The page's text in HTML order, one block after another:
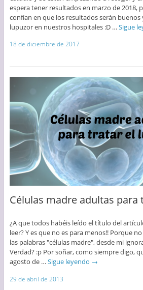
espera tener resultados en marzo de 2018,
confían en que los resultados serán
lupuzor en nuestros hospitales :D … Sigue
18 de diciembre de 2017
Células madre adultas para
¿A que todos habéis leído el título del
leer? Y es que no es para menos!! Porque
las palabras "células madre", desde mi
Verdad? :p Por soñar, como siempre digo,
agosto de … Sigue leyendo →
29 de abril de 2013